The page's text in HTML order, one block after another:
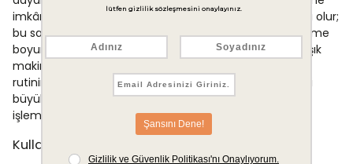
imkân tanırken ısı ve buharın korunmasına da yardımcı olur;
bu sayede yiyeceklerin aroması ve besin değerleri pişirme
boyunca tencere içinde daha iyi muhafaza edilir. Bulaşık
makinesinde yıkanabilir olması, günlük mutfak temizlik
rutinini kolaylaştırır. 11,1 litrelik geniş kapasitesi, tencereyi
büyük hacimlerde sıvı veya yiyecek gerektiren pişirme
işlemleri için uygun kılar.
Kullanım Alanları